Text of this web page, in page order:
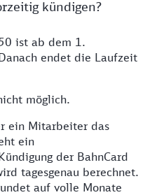
kündigen?
ist ab dem 1.
endet die Laufzeit
möglich.
ein Mitarbeiter das
ein
der BahnCard
tagesgenau berechnet.
auf volle Monate